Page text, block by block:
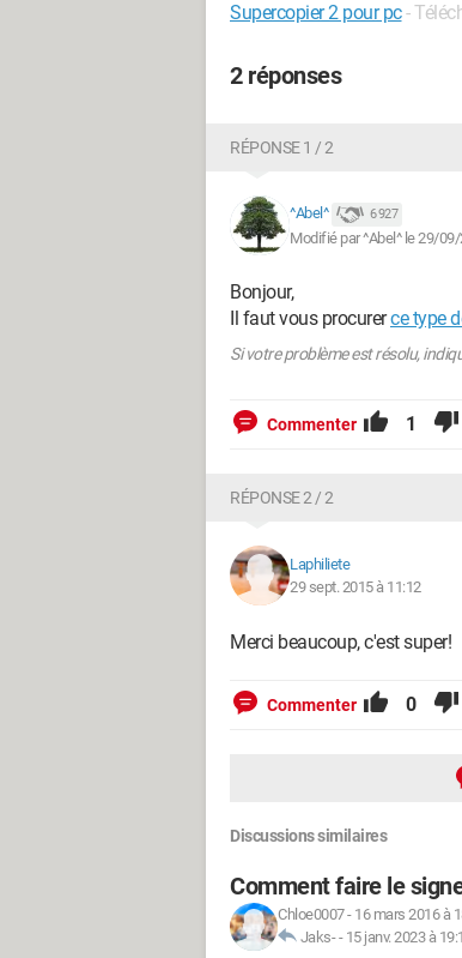
Supercopier 2 pour pc-
2 réponses
RÉPONSE 1 / 2
^Abel^ 6 927
Modifié par ^Abel^ le 29/
Bonjour,
Il faut vous procurerce type
Si votre problème est résolu,
Commenter 1
RÉPONSE 2 / 2
Laphiliete
29 sept. 2015 à 11:12
Merci beaucoup, c'est super!
Commenter 0
Discussions similaires
Comment faire le
Chloe0007- 16 mars 2016 à
Jaks-- 15 janv. 2023 à